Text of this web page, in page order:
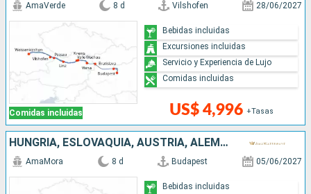
Comidas incluidas
AmaVerde 8 d Vilshofen 28/06/2027
US$ 4,996 +Tasas
Bebidas incluidas
Excursiones incluidas
Servicio y Experiencia de Lujo
Comidas incluidas
HUNGRÍA, ESLOVAQUIA, AUSTRIA, ALEMANIA
AmaMora 8 d Budapest 05/06/2027
Bebidas incluidas